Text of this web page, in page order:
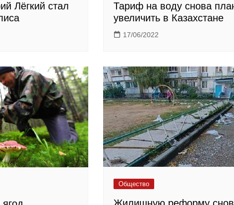
Лёгкий стал
Тариф на воду снова
увеличить в Казахстане
17/06/2022
Общество